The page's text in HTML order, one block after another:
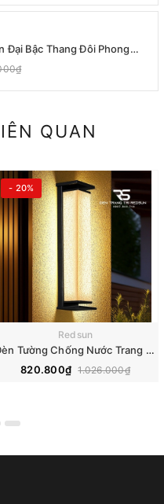
Đại Bậc Thang Đôi Phong
DC-T078A
QUAN
- 20%
Redsun
Đèn Tường Chống Nước Trang Trí Ngoài Trời Nhà Hàng, Khách Sạn, Biệt Thự, Sân Vườn DTOD-002
820.800₫ 1.026.000₫